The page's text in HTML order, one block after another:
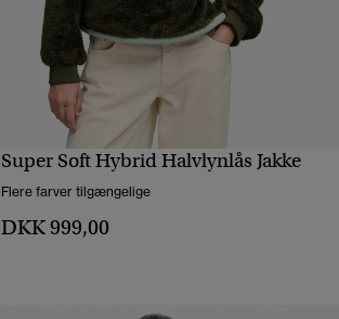
HURTIGVISNING
Super Soft Hybrid Halvlynlås Jakke
Flere farver tilgængelige
DKK 999,00